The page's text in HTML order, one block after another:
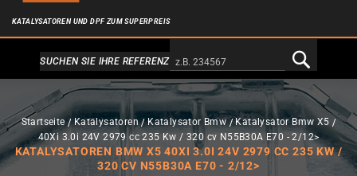
KATALYSATOREN UND DPF ZUM SUPERPREIS
Alternativa a Doofinder
SUCHEN SIE IHRE REFERENZ
Startseite Katalysatoren Katalysator Bmw
Katalysator Bmw X5
40Xi 3.0i 24V 2979 cc 235 Kw / 320 cv N55B30A E70 - 2/12>
KATALYSATOREN BMW X5 40XI 3.0I 24V 2979 CC 235 KW /
320 CV N55B30A E70 - 2/12>